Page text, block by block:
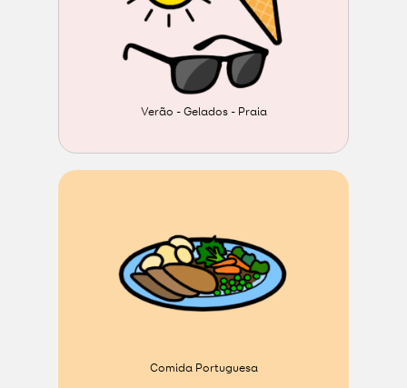
Verão - Gelados - Praia
Comida Portuguesa